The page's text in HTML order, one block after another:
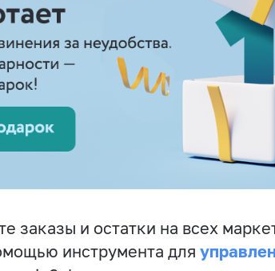
заказы и остатки на всех
инструмента для